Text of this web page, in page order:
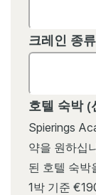
크레인 종류
호텔 숙박 (
Spierings
약을 원하십니까? 참가자께서는 조식
된 호텔 숙박
1박 기준